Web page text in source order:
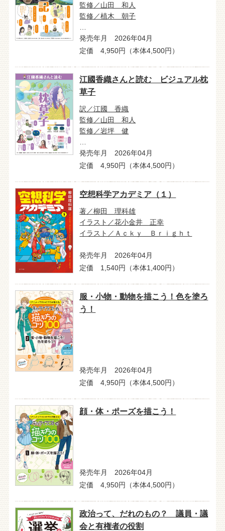
監修／山田 和人
監修／植木 朝子
発売年月 2026年04月
定価 4,950円（本体4,500円）
江國香織さんと読む ビジュアル枕
草子
訳／江國 香織
監修／山田 和人
監修／岩坪 健
発売年月 2026年04月
定価 4,950円（本体4,500円）
空想科学アカデミア（１）
著／柳田 理科雄
イラスト／花小金井 正幸
イラスト／Ａｃｋｙ Ｂｒｉｇｈｔ
発売年月 2026年04月
定価 1,540円（本体1,400円）
服・小物・動物を描こう！色を塗ろ
う！
発売年月 2026年04月
定価 4,950円（本体4,500円）
顔・体・ポーズを描こう！
発売年月 2026年04月
定価 4,950円（本体4,500円）
政治って、だれのもの？ 議員・議
会と有権者の役割